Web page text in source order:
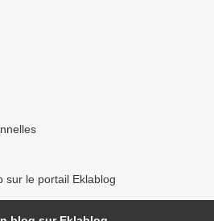
sur le portail Eklablog